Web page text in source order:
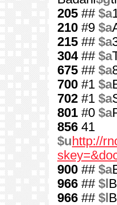
205 ## $a
210 #9 $a
215 ## $a
304## $a
675 ## $a
700 #1 $a
702 #1 $a
801 #0 $a
856 41
$u http://
900 ## $a
966 ## $l
966 ## $l